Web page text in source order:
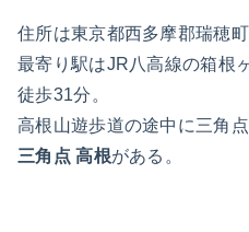
住所は東京都西多摩郡瑞穂
最寄り駅はJR八高線の箱根
徒歩31分。
高根山遊歩道の途中に三角
三角点 高根がある。